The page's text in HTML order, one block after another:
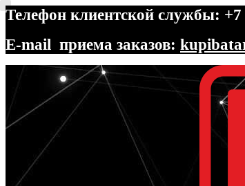
Телефон клиентской службы: +7
E-mail приема заказов:
Перейти
навигации
Перейти
содержимому